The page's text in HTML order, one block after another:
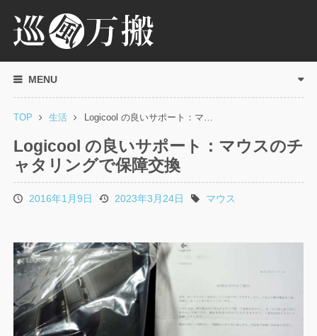
MENU
TOP 生活 Logicool の良いサポート：マ…
Logicool の良いサポート：マウスのチ
ャタリングで保障交換
投2016年1月9日
更2023年3月24日
タマウス